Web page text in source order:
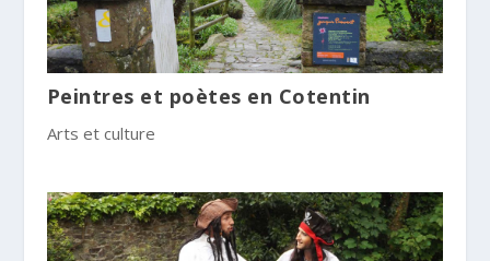
Peintres et poètes en Cotentin
Arts et culture